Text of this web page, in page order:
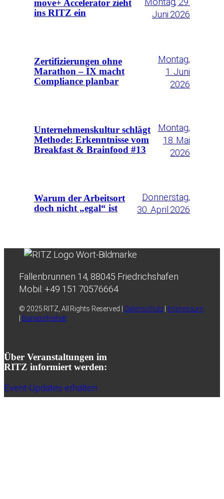
move+ Accelerator zieht
ins RITZ ein
Juni 2026
Zertifizierungen ohne
Marathon – IX macht
Compliance planbar
Montag,
1. Juni
2026
Unternehmenskultur schlägt
Methode: Erkenntnisse vom
Breakfast & Brainfood #13
Montag,
18. Mai
2026
Warum der Arbeitsort
doch nicht „egal“ ist
Donnerstag,
30. April 2026
Fallenbrunnen 14, 88045 Friedrichshafen
Mobil: +49 151 70576664
© 2025 RITZ, All Rights Reserved | Datenschutz|
Impressum
Barrierefreiheit
Über Veranstaltungen im
RITZ informiert werden:
Event-Updates erhalten